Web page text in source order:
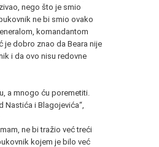
nego što je smio
ne bi smio ovako
komandantom
je dobro znao da Beara nije
i da ovo nisu redovne
a mnogo ću poremetiti.
Nastića i Blagojevića“,
ne bi tražio već treći
kojem je bilo već